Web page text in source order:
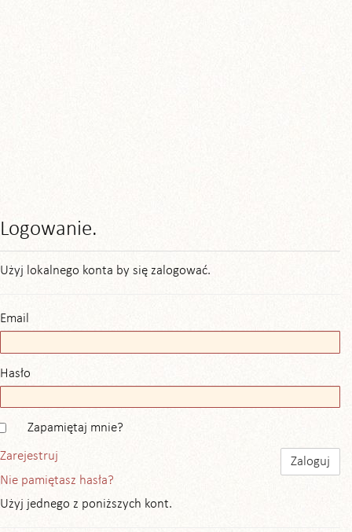
Logowanie.
Użyj lokalnego konta by się zalogować.
Email
Hasło
Zapamiętaj mnie?
Zarejestruj
Nie pamiętasz hasła?
Użyj jednego z poniższych kont.